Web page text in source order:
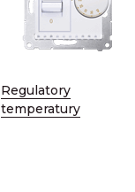
Regulatory
temperatury